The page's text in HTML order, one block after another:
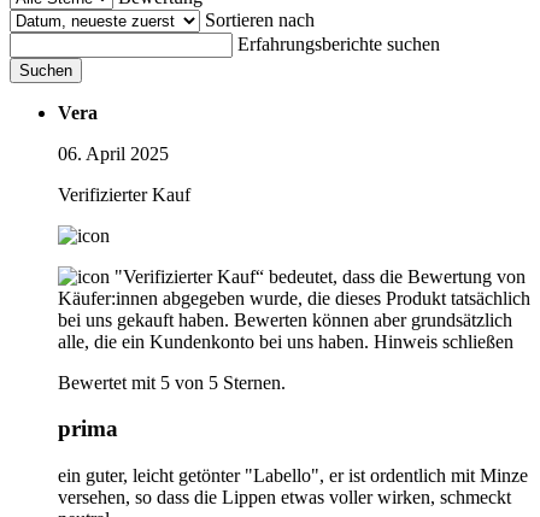
Sortieren nach
Erfahrungsberichte suchen
Suchen
Vera
06. April 2025
Verifizierter Kauf
"Verifizierter Kauf“ bedeutet, dass die Bewertung von
Käufer:innen abgegeben wurde, die dieses Produkt tatsächlich
bei uns gekauft haben. Bewerten können aber grundsätzlich
alle, die ein Kundenkonto bei uns haben. Hinweis schließen
Bewertet mit 5 von 5 Sternen.
prima
ein guter, leicht getönter "Labello", er ist ordentlich mit Minze
versehen, so dass die Lippen etwas voller wirken, schmeckt